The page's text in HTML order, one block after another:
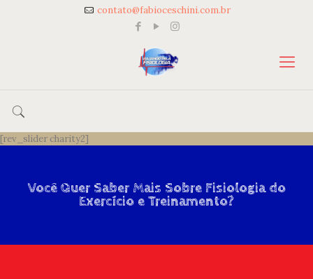
contato@fabioceschini.com.br
[rev_slider charity2]
Você Quer Saber Mais Sobre Fisiologia do
Exercício e Treinamento?